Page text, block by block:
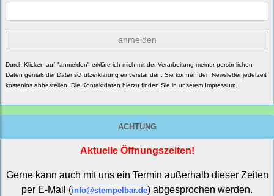
anmelden
Durch Klicken auf "anmelden" erkläre ich mich mit der Verarbeitung meiner persönlichen
Daten gemäß der Datenschutzerklärung einverstanden. Sie können den Newsletter jederzeit
kostenlos abbestellen. Die Kontaktdaten hierzu finden Sie in unserem Impressum.
ACHTUNG
Aktuelle Öffnungszeiten!
Gerne kann auch mit uns ein Termin außerhalb dieser Zeiten
per E-Mail (info@stempelbar.de) abgesprochen werden.